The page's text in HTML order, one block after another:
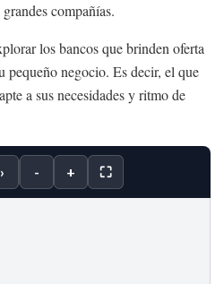
compañías.
los bancos que brinden oferta
pequeño negocio. Es decir, el que
a sus necesidades y ritmo de
› - + ⛶